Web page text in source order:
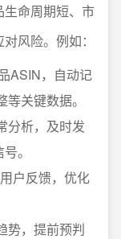
命周期短、市
风险。例如：
ASIN，自动记
关键数据。
分析，及时发
。
户反馈，优化
势，提前预判